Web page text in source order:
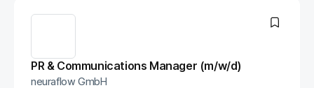
PR & Communications Manager (m/w/d)
neuraflow GmbH